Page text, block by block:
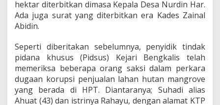
hektar diterbitkan dimasa Kepala Desa Nurdin Har.
Ada juga surat yang diterbitkan era Kades Zainal
Abidin.
Seperti diberitakan sebelumnya, penyidik tindak
pidana khusus (Pidsus) Kejari Bengkalis telah
memeriksa beberapa orang saksi dalam perkara
dugaan korupsi penjualan lahan hutan mangrove
yang berada di HPT. Diantaranya; Suhadi alias
Ahuat (43) dan istrinya Rahayu, dengan alamat KTP